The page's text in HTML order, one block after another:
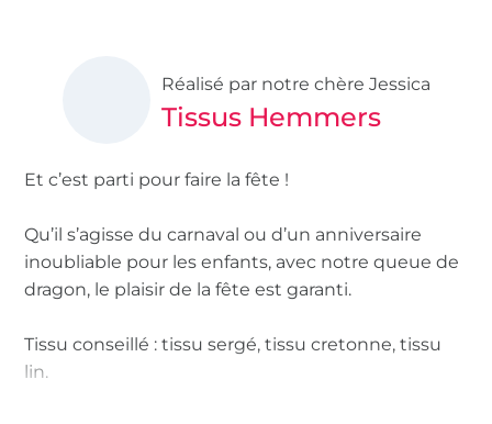
Réalisé par notre chère Jessica
Tissus Hemmers
Et c’est parti pour faire la fête !
Qu’il s’agisse du carnaval ou d’un anniversaire
inoubliable pour les enfants, avec notre queue de
dragon, le plaisir de la fête est garanti.
Tissu conseillé : tissu sergé, tissu cretonne, tissu
lin.